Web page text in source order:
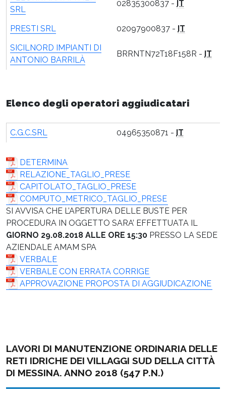
SRL
02835300837 - IT
PRESTI SRL 02097900837 - IT
SICILNORD IMPIANTI DI
ANTONIO BARRILÀ
BRRNTN72T18F158R - IT
Elenco degli operatori aggiudicatari
C.G.C.SRL 04965350871 - IT
DETERMINA
RELAZIONE_TAGLIO_PRESE
CAPITOLATO_TAGLIO_PRESE
COMPUTO_METRICO_TAGLIO_PRESE
SI AVVISA CHE L’APERTURA DELLE BUSTE PER
PROCEDURA IN OGGETTO SARA’ EFFETTUATA IL
GIORNO 29.08.2018 ALLE ORE 15:30 PRESSO LA SEDE
AZIENDALE AMAM SPA
VERBALE
VERBALE CON ERRATA CORRIGE
APPROVAZIONE PROPOSTA DI AGGIUDICAZIONE
LAVORI DI MANUTENZIONE ORDINARIA DELLE
RETI IDRICHE DEI VILLAGGI SUD DELLA CITTÀ
DI MESSINA. ANNO 2018 (547 P.N.)